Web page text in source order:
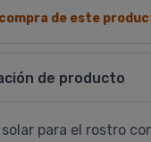
compra de este
de producto
para el rostro